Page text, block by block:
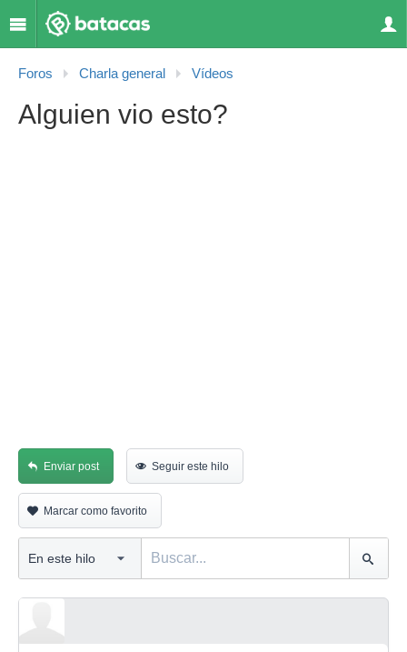
Foros Charla general Vídeos
Alguien vio esto?
Enviar post Seguir este hilo
Marcar como favorito